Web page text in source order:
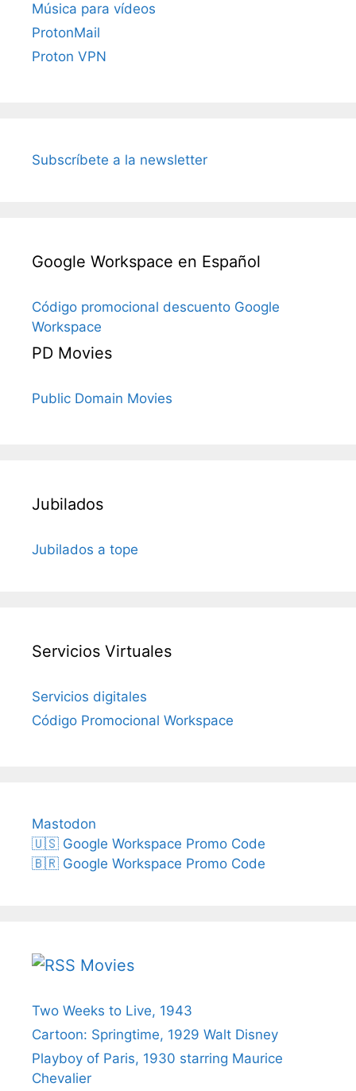
Música para vídeos
ProtonMail
Proton VPN
Subscríbete a la newsletter
Google Workspace en Español
Código promocional descuento Google
Workspace
PD Movies
Public Domain Movies
Jubilados
Jubilados a tope
Servicios Virtuales
Servicios digitales
Código Promocional Workspace
Mastodon
🇺🇸 Google Workspace Promo Code
🇧🇷 Google Workspace Promo Code
Movies
Two Weeks to Live, 1943
Cartoon: Springtime, 1929 Walt Disney
Playboy of Paris, 1930 starring Maurice
Chevalier